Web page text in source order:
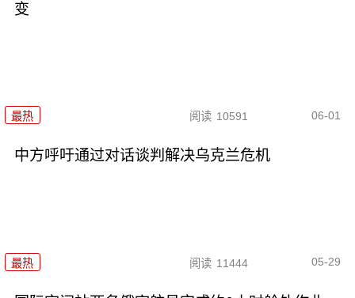
变
最热 阅读 10591 06-01
中方呼吁通过对话谈判解决乌克兰危机
最热 阅读 11444 05-29